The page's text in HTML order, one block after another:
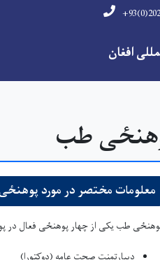
افغان
طب
معلومات مختصر در مورد
طب یکی از چهار پوهنځی فعال در